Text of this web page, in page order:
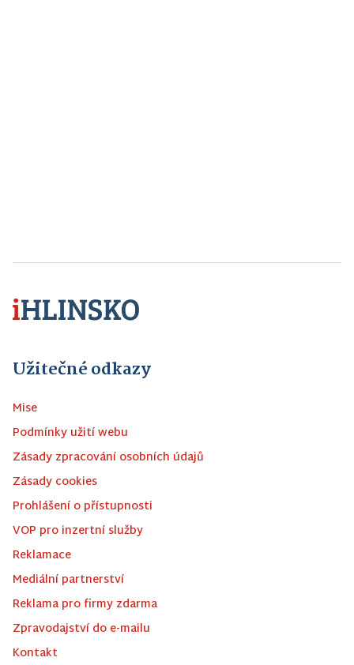
Užitečné odkazy
Mise
Podmínky užití webu
Zásady zpracování osobních údajů
Zásady cookies
Prohlášení o přístupnosti
VOP pro inzertní služby
Reklamace
Mediální partnerství
Reklama pro firmy zdarma
Zpravodajství do e-mailu
Kontakt